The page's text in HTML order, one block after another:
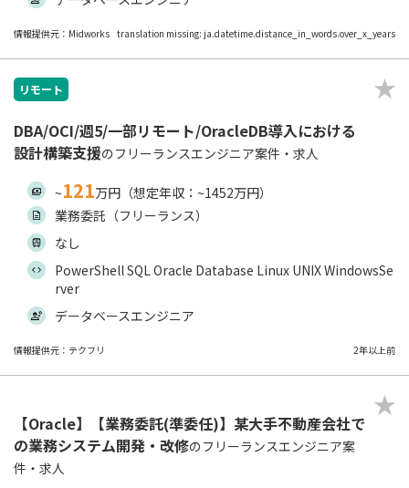
情報提供元：Midworks translation missing: ja.datetime.distance_in_words.over_x_years
リモート
DBA/OCI/週5/一部リモート/OracleDB導入における
設計構築支援のフリーランスエンジニア案件・求人
~121万円（想定年収：~1452万円）
業務委託（フリーランス）
なし
PowerShell SQL Oracle Database Linux UNIX WindowsSe
rver
データベースエンジニア
情報提供元：テクフリ 2年以上前
【Oracle】【業務委託(準委任)】某大手不動産会社で
の業務システム開発・改修のフリーランスエンジニア案
件・求人